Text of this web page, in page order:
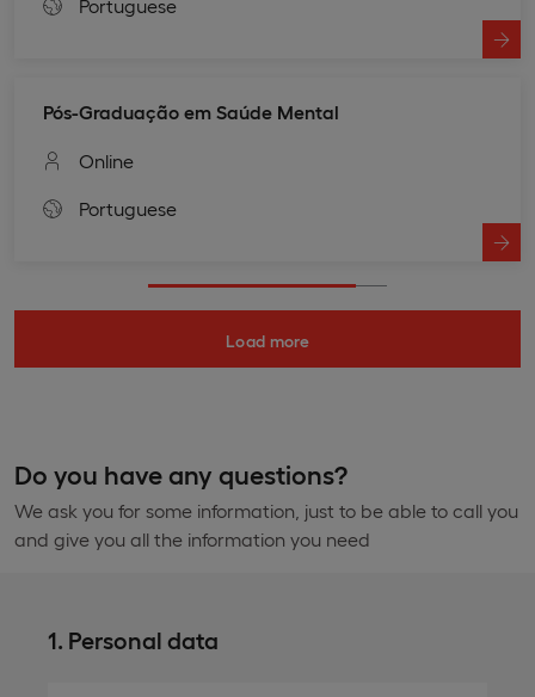
Portuguese
Pós-Graduação em Saúde Mental
Online
Portuguese
Load more
Do you have any questions?
We ask you for some information, just to be able to call you
and give you all the information you need
1. Personal data